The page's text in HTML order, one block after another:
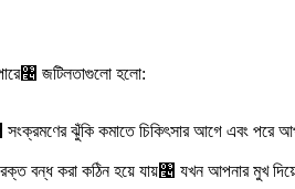
পারে৤ জটিলতাগুলো হলো:
সংক্রমণের ঝুঁকি কমাতে চিকিৎসার আগে এবং পরে
বন্ধ করা কঠিন হয়ে যায়৤ যখন আপনার মুখ